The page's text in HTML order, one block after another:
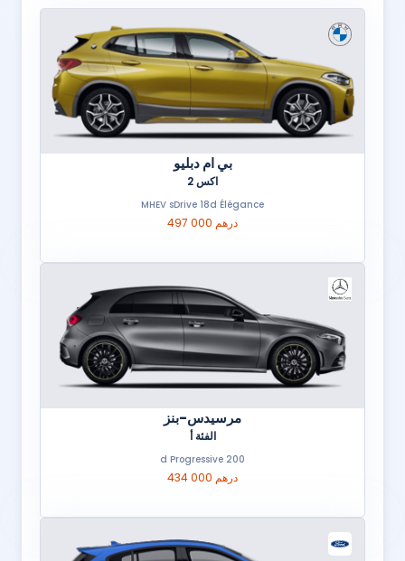
بي ام دبليو
اكس 2
MHEV sDrive 18d Élégance
497 000 درهم
مرسيدس-بنز
الفئة أ
200 d Progressive
434 000 درهم